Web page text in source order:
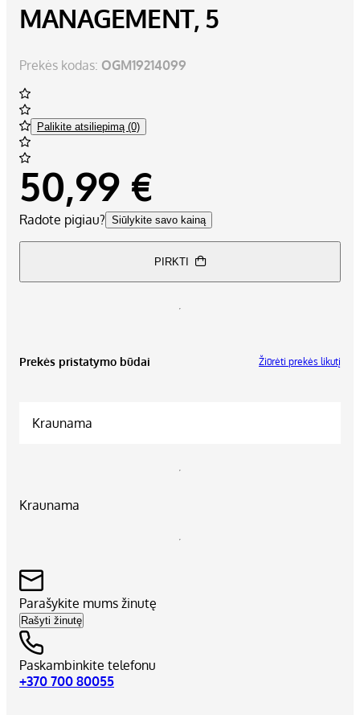
MANAGEMENT, 5
Prekės kodas: OGM19214099
Palikite atsiliepimą (0)
50,99 €
Radote pigiau? Siūlykite savo kainą
PIRKTI
Prekės pristatymo būdai Žiūrėti prekės likutį
Kraunama
Kraunama
Parašykite mums žinutę
Rašyti žinutę
Paskambinkite telefonu
+370 700 80055